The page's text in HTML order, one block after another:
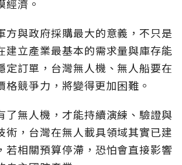
經濟。
方與政府採購最大的意義，不只是
建立產業最基本的需求量與庫存能
定訂單，台灣無人機、無人船要在
格競爭力，將變得更加困難。
了無人機，才能持續演練、驗證與
術，台灣在無人載具領域其實已建
若相關預算停滯，恐怕會直接影響